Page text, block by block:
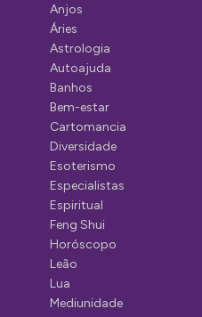
Anjos
Áries
Astrologia
Autoajuda
Banhos
Bem-estar
Cartomancia
Diversidade
Esoterismo
Especialistas
Espiritual
Feng Shui
Horóscopo
Leão
Lua
Mediunidade